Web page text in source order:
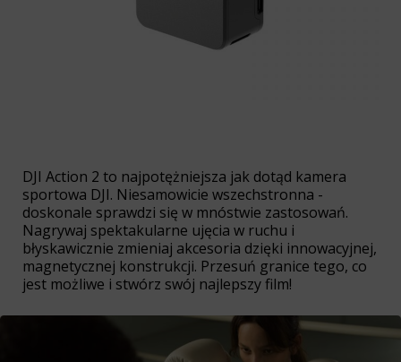
DJI Action 2 to najpotężniejsza jak dotąd kamera
sportowa DJI. Niesamowicie wszechstronna -
doskonale sprawdzi się w mnóstwie zastosowań.
Nagrywaj spektakularne ujęcia w ruchu i
błyskawicznie zmieniaj akcesoria dzięki innowacyjnej,
magnetycznej konstrukcji. Przesuń granice tego, co
jest możliwe i stwórz swój najlepszy film!